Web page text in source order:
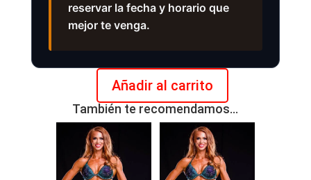
reservar la fecha y horario que
mejor te venga.
de
posing
online
IFBB
Añadir al carrito
También te recomendamos…